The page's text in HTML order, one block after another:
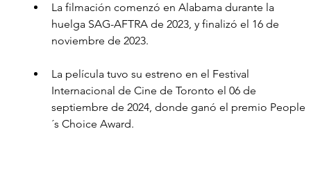
La filmación comenzó en Alabama durante la
huelga SAG-AFTRA de 2023, y finalizó el 16 de
noviembre de 2023.
La película tuvo su estreno en el Festival
Internacional de Cine de Toronto el 06 de
septiembre de 2024, donde ganó el premio People
´s Choice Award.